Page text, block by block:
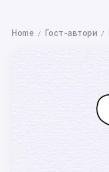
Home / Гост-автори /